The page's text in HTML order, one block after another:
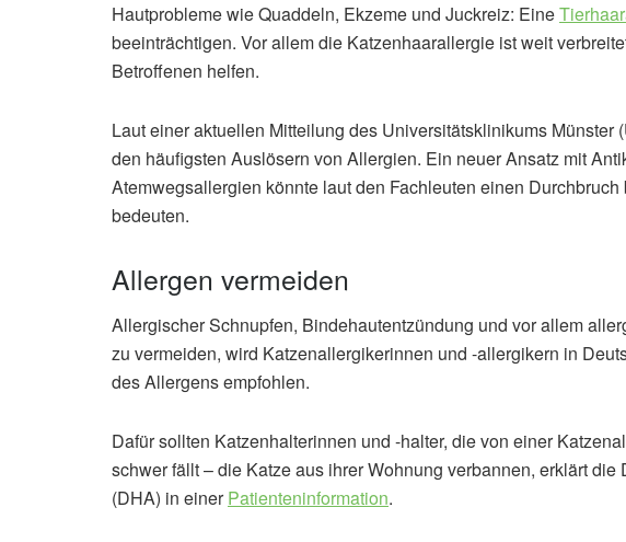
Hautprobleme wie Quaddeln, Ekzeme und Juckreiz: Eine
beeinträchtigen. Vor allem die Katzenhaarallergie ist weit
Betroffenen helfen.
Laut einer aktuellen Mitteilung des Universitätsklinikums Münster
den häufigsten Auslösern von Allergien. Ein neuer Ansatz mit
Atemwegsallergien könnte laut den Fachleuten einen
bedeuten.
Allergen vermeiden
Allergischer Schnupfen, Bindehautentzündung und vor allem
zu vermeiden, wird Katzenallergikerinnen und -allergikern in
des Allergens empfohlen.
Dafür sollten Katzenhalterinnen und -halter, die von einer
schwer fällt – die Katze aus ihrer Wohnung verbannen, erklärt
(DHA) in einerPatienteninformation.